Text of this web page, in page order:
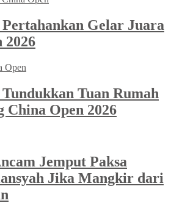
Gelar Juara
2026
Tuan Rumah
China Open 2026
Jemput Paksa
Jika Mangkir dari